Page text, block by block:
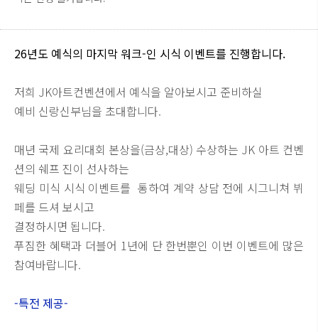
26년도 예식의 마지막 워크-인 시식 이벤트를 진행합니다.
저희 JK아트컨벤션에서 예식을 알아보시고 준비하실
예비 신랑신부님을 초대합니다.
매년 국제 요리대회 본상을(금상,대상) 수상하는 JK 아트 컨벤
션의 쉐프 진이 선사하는
웨딩 미식 시식 이벤트를 통하여 계약 상담 전에 시그니쳐 뷔
페를 드셔 보시고
결정하시면 됩니다.
푸짐한 혜택과 더블어 1년에 단 한번뿐인 이번 이벤트에 많은
참여바랍니다.
-특전 제공-